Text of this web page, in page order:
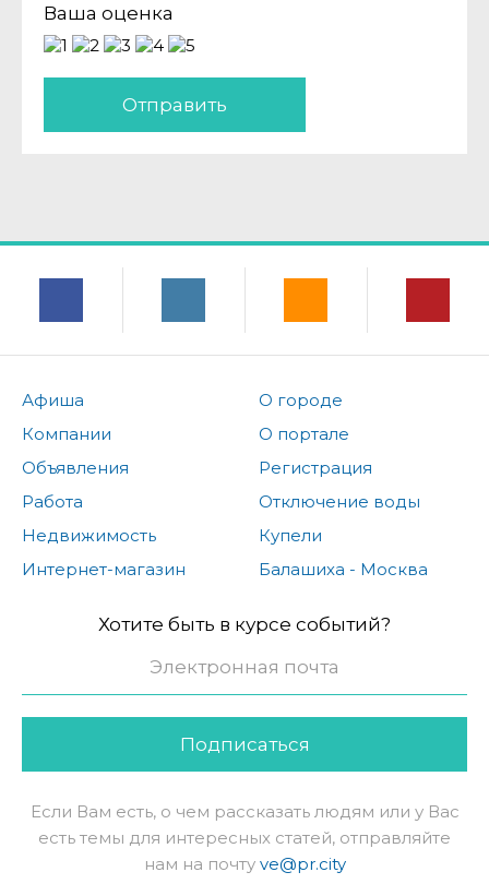
Ваша оценка
Отправить
Афиша
Компании
Объявления
Работа
Недвижимость
Интернет-магазин
О городе
О портале
Регистрация
Отключение воды
Купели
Балашиха - Москва
Хотите быть в курсе событий?
Подписаться
Если Вам есть, о чем рассказать людям или у Вас
есть темы для интересных статей, отправляйте
нам на почту ve@pr.city